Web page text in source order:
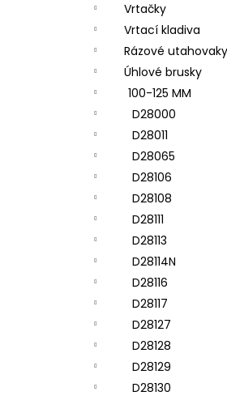
Vrtačky
Vrtací kladiva
Rázové utahovaky
Úhlové brusky
100-125 MM
D28000
D28011
D28065
D28106
D28108
D28111
D28113
D28114N
D28116
D28117
D28127
D28128
D28129
D28130